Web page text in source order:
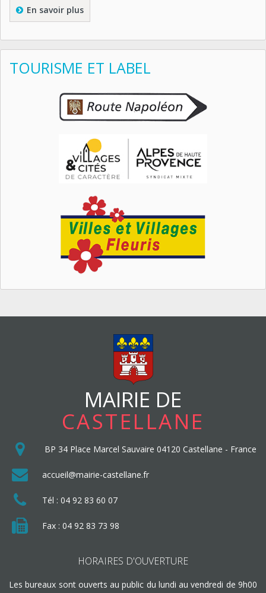
En savoir plus
TOURISME ET LABEL
MAIRIE DE
CASTELLANE
BP 34 Place Marcel Sauvaire 04120 Castellane - France
accueil@mairie-castellane.fr
Tél : 04 92 83 60 07
Fax : 04 92 83 73 98
HORAIRES D'OUVERTURE
Les bureaux sont ouverts au public du lundi au vendredi de 9h00